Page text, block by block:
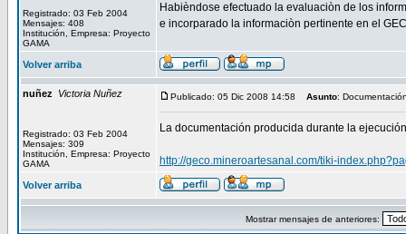
Registrado: 03 Feb 2004
Mensajes: 408
Institución, Empresa: Proyecto
GAMA
Habièndose efectuado la evaluaciòn de los
e incorparado la informaciòn pertinente en el
Volver arriba
nuñez Victoria Nuñez
Registrado: 03 Feb 2004
Mensajes: 309
Institución, Empresa: Proyecto
GAMA
Publicado: 05 Dic 2008 14:58 Asunto:
La documentación producida durante la
http://geco.mineroartesanal.com/tiki-
Volver arriba
Mostrar mensajes de anteriores: